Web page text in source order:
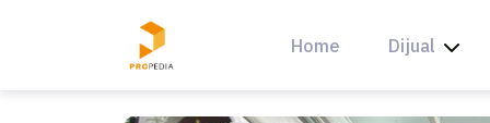
Home Dijual